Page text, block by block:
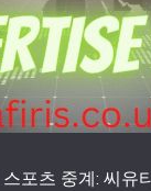
포츠 중계: 씨유